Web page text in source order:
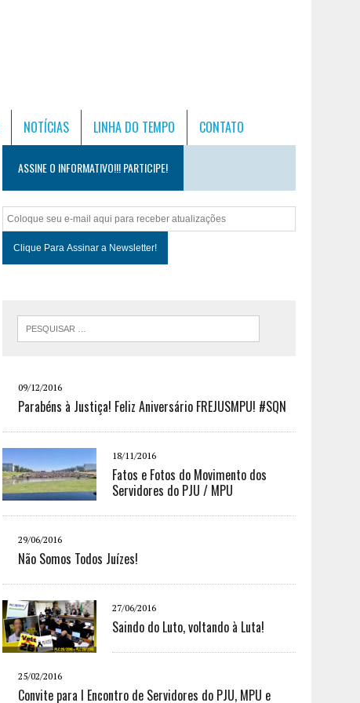
NOTÍCIAS LINHA DO TEMPO CONTATO
ASSINE O INFORMATIVO!!! PARTICIPE!
09/12/2016
Parabéns à Justiça! Feliz Aniversário FREJUSMPU! #SQN
18/11/2016
Fatos e Fotos do Movimento dos
Servidores do PJU / MPU
29/06/2016
Não Somos Todos Juízes!
27/06/2016
Saindo do Luto, voltando à Luta!
25/02/2016
Convite para I Encontro de Servidores do PJU, MPU e